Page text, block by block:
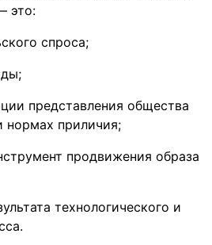
это:
спроса;
представления общества
нормах приличия;
продвижения образа
технологического и